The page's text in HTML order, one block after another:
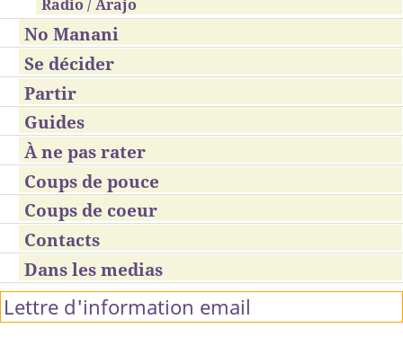
Radio / Arajo
No Manani
Se décider
Partir
Guides
À ne pas rater
Coups de pouce
Coups de coeur
Contacts
Dans les medias
Lettre d'information email